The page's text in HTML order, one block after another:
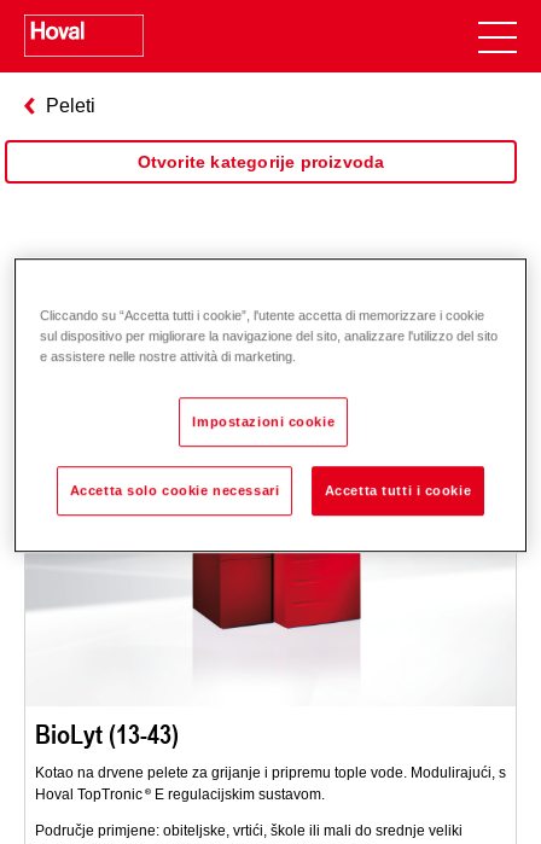
Peleti
Otvorite kategorije proizvoda
BioLyt (13-43)
Kotao na drvene pelete za grijanje i pripremu tople vode. Modulirajući, s
Hoval TopTronic
E regulacijskim sustavom.
Područje primjene: obiteljske, vrtići, škole ili mali do srednje veliki
Cliccando su “Accetta tutti i cookie”, l'utente accetta di memorizzare i cookie
sul dispositivo per migliorare la navigazione del sito, analizzare l'utilizzo del sito
e assistere nelle nostre attività di marketing.
Impostazioni cookie
Accetta solo cookie necessari Accetta tutti i cookie